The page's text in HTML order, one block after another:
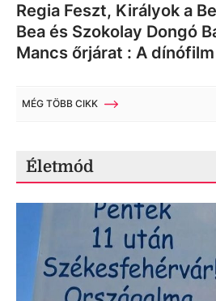
Regia Feszt, Királyok a
Bea és Szokolay Dongó
Mancs őrjárat : A dínófilm
MÉG TÖBB CIKK
Életmód